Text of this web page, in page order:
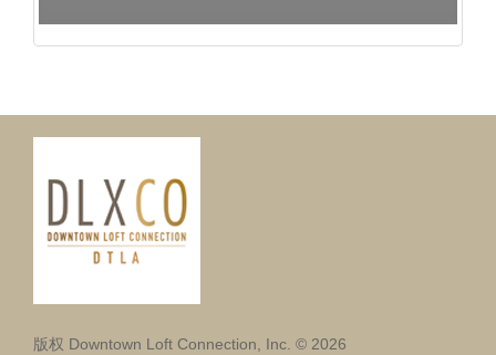
版权 Downtown Loft Connection, Inc. © 2026